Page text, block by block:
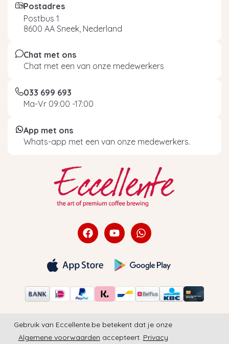
Postadres
Postbus 1
8600 AA Sneek, Nederland
Chat met ons
Chat met een van onze medewerkers
033 699 693
Ma-Vr 09:00 -17:00
App met ons
Whats-app met een van onze medewerkers.
Gebruik van Eccellente.be betekent dat je onze
Algemene voorwaarden accepteert. Privacy